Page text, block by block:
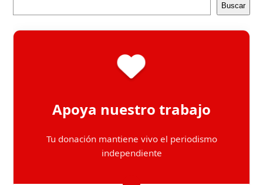
Buscar
Apoya nuestro trabajo
Tu donación mantiene vivo el periodismo
independiente